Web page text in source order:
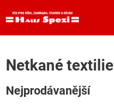
na
Netkané textilie
Nejprodávanější